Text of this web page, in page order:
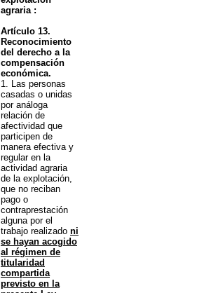
agraria :
Artículo 13.
Reconocimiento
del derecho a la
compensación
económica.
1. Las personas
casadas o unidas
por análoga
relación de
afectividad que
participen de
manera efectiva y
regular en la
actividad agraria
de la explotación,
que no reciban
pago o
contraprestación
alguna por el
trabajo realizado ni
se hayan acogido
al régimen de
titularidad
compartida
previsto en la